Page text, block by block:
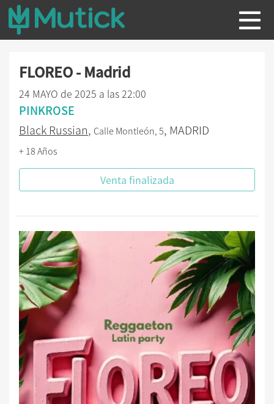
FLOREO - Madrid
24 MAYO de 2025 a las 22:00
PINKROSE
Black Russian, Calle Montleón, 5, MADRID
+ 18 Años
Venta finalizada